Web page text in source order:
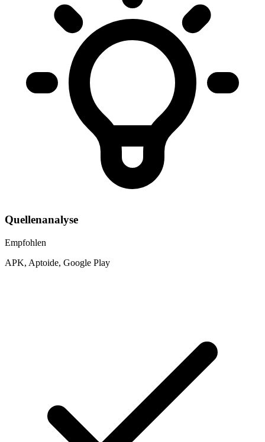
Quellenanalyse
Empfohlen
APK, Aptoide, Google Play